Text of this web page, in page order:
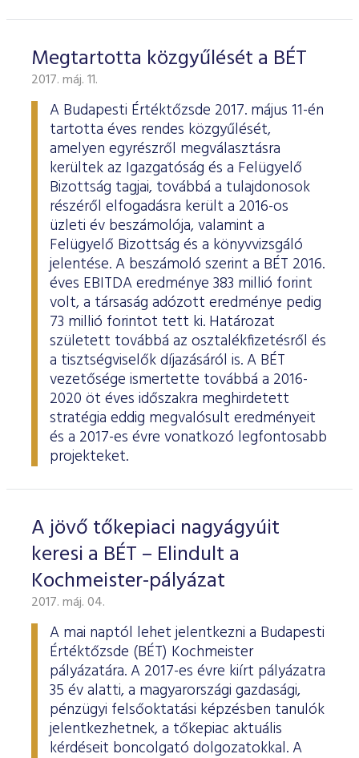
Megtartotta közgyűlését a BÉT
2017. máj. 11.
A Budapesti Értéktőzsde 2017. május 11-én
tartotta éves rendes közgyűlését,
amelyen egyrészről megválasztásra
kerültek az Igazgatóság és a Felügyelő
Bizottság tagjai, továbbá a tulajdonosok
részéről elfogadásra került a 2016-os
üzleti év beszámolója, valamint a
Felügyelő Bizottság és a könyvvizsgáló
jelentése. A beszámoló szerint a BÉT 2016.
éves EBITDA eredménye 383 millió forint
volt, a társaság adózott eredménye pedig
73 millió forintot tett ki. Határozat
született továbbá az osztalékfizetésről és
a tisztségviselők díjazásáról is. A BÉT
vezetősége ismertette továbbá a 2016-
2020 öt éves időszakra meghirdetett
stratégia eddig megvalósult eredményeit
és a 2017-es évre vonatkozó legfontosabb
projekteket.
A jövő tőkepiaci nagyágyúit
keresi a BÉT – Elindult a
Kochmeister-pályázat
2017. máj. 04.
A mai naptól lehet jelentkezni a Budapesti
Értéktőzsde (BÉT) Kochmeister
pályázatára. A 2017-es évre kiírt pályázatra
35 év alatti, a magyarországi gazdasági,
pénzügyi felsőoktatási képzésben tanulók
jelentkezhetnek, a tőkepiac aktuális
kérdéseit boncolgató dolgozatokkal. A